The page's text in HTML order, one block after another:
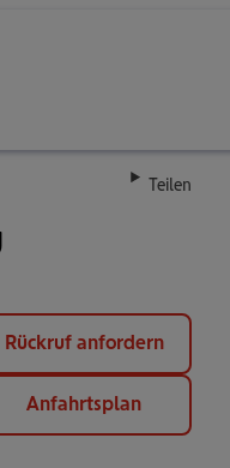
Teilen
Rückruf anfordern
Anfahrtsplan